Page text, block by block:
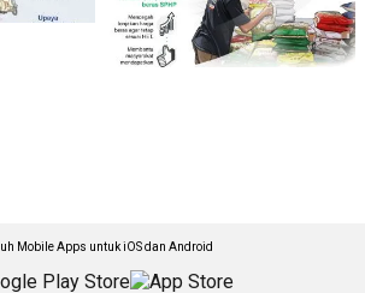
Mobile Apps untuk iOS dan Android